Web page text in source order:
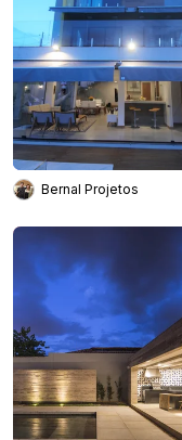
Bernal Projetos